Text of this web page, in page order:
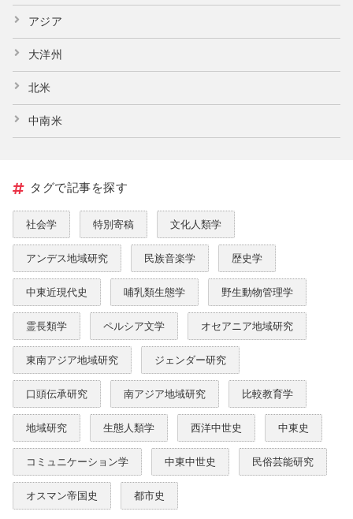
アジア
大洋州
北米
中南米
タグで記事を探す
社会学 特別寄稿 文化人類学
アンデス地域研究 民族音楽学 歴史学
中東近現代史 哺乳類生態学 野生動物管理学
霊長類学 ペルシア文学 オセアニア地域研究
東南アジア地域研究 ジェンダー研究
口頭伝承研究 南アジア地域研究 比較教育学
地域研究 生態人類学 西洋中世史 中東史
コミュニケーション学 中東中世史 民俗芸能研究
オスマン帝国史 都市史